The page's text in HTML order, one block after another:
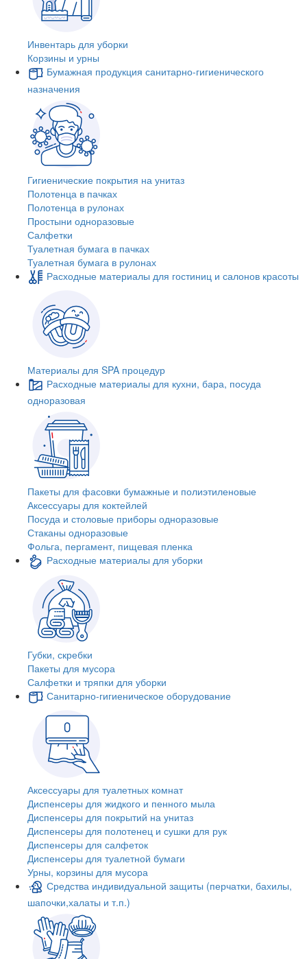
Инвентарь для уборки
Корзины и урны
Бумажная продукция санитарно-гигиенического
назначения
Гигиенические покрытия на унитаз
Полотенца в пачках
Полотенца в рулонах
Простыни одноразовые
Салфетки
Туалетная бумага в пачках
Туалетная бумага в рулонах
Расходные материалы для гостиниц и салонов красоты
Материалы для SPA процедур
Расходные материалы для кухни, бара, посуда
одноразовая
Пакеты для фасовки бумажные и полиэтиленовые
Аксессуары для коктейлей
Посуда и столовые приборы одноразовые
Стаканы одноразовые
Фольга, пергамент, пищевая пленка
Расходные материалы для уборки
Губки, скребки
Пакеты для мусора
Салфетки и тряпки для уборки
Санитарно-гигиеническое оборудование
Аксессуары для туалетных комнат
Диспенсеры для жидкого и пенного мыла
Диспенсеры для покрытий на унитаз
Диспенсеры для полотенец и сушки для рук
Диспенсеры для салфеток
Диспенсеры для туалетной бумаги
Урны, корзины для мусора
Средства индивидуальной защиты (перчатки, бахилы,
шапочки,халаты и т.п.)